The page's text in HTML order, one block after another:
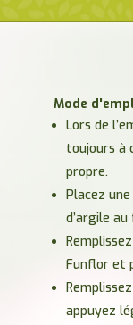
Mode
Lors de
toujours à
propre.
Placez
d’argile
Funflor et
appuyez